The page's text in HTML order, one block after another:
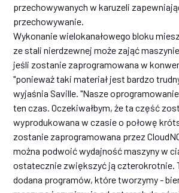
przechowywanych w karuzeli
przechowywanie.
Wykonanie wielokanałowego bloku
ze stali nierdzewnej może zająć
jeśli zostanie zaprogramowana w
"ponieważ taki materiał jest bardzo
wyjaśnia Saville. "Nasze
ten czas. Oczekiwałbym, że ta część
wyprodukowana w czasie o połowę
zostanie zaprogramowana przez
można podwoić wydajność maszyny w
ostatecznie zwiększyć ją czterokrotnie.
dodana programów, które tworzymy -